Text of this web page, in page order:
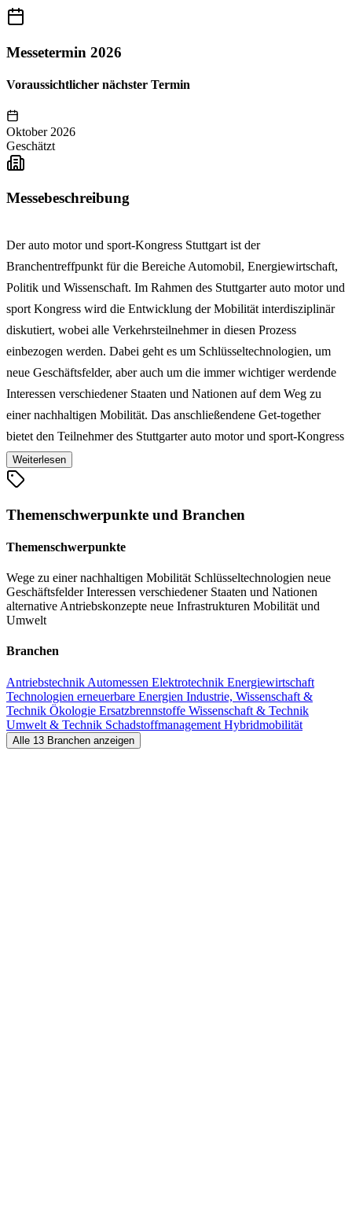
Messetermin 2026
Voraussichtlicher nächster Termin
Oktober 2026
Geschätzt
Messebeschreibung
Der auto motor und sport-Kongress Stuttgart ist der
Branchentreffpunkt für die Bereiche Automobil, Energiewirtschaft,
Politik und Wissenschaft. Im Rahmen des Stuttgarter auto motor und
sport Kongress wird die Entwicklung der Mobilität interdisziplinär
diskutiert, wobei alle Verkehrsteilnehmer in diesen Prozess
einbezogen werden. Dabei geht es um Schlüsseltechnologien, um
neue Geschäftsfelder, aber auch um die immer wichtiger werdende
Interessen verschiedener Staaten und Nationen auf dem Weg zu
einer nachhaltigen Mobilität. Das anschließendene Get-together
bietet den Teilnehmer des Stuttgarter auto motor und sport-Kongress
darüber hinaus Gelegenheit für Fachgespräche und neue Kontakte.
Weiterlesen
Themenschwerpunkte und Branchen
Themenschwerpunkte
Wege zu einer nachhaltigen Mobilität Schlüsseltechnologien neue
GeschäftsfelderInteressen verschiedener Staaten und Nationen
alternative Antriebskonzepte neue Infrastrukturen Mobilität und
Umwelt
Branchen
Antriebstechnik Automessen Elektrotechnik Energiewirtschaft
Technologien erneuerbare Energien Industrie, Wissenschaft &
Technik Ökologie Ersatzbrennstoffe Wissenschaft & Technik
Umwelt & Technik Schadstoffmanagement Hybridmobilität
Alle 13 Branchen anzeigen